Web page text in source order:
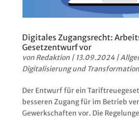
Digitales Zugangsrecht:
Gesetzentwurf vor
von Redaktion| 13.09.2024|
Digitalisierung und Transformation
Der Entwurf für ein
besseren Zugang für im Betrieb
Gewerkschaften vor. Die